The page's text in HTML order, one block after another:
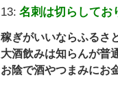
13:名刺は切らしてお
稼ぎがいいならふるさ
大酒飲みは知らんが普
お陰で酒やつまみにお